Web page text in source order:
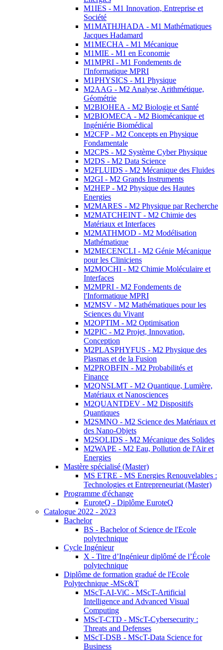
M1IES - M1 Innovation, Entreprise et
Société
M1MATHJHADA - M1 Mathématiques
Jacques Hadamard
M1MECHA - M1 Mécanique
M1MIE - M1 en Economie
M1MPRI - M1 Fondements de
l'Informatique MPRI
M1PHYSICS - M1 Physique
M2AAG - M2 Analyse, Arithmétique,
Géométrie
M2BIOHEA - M2 Biologie et Santé
M2BIOMECA - M2 Biomécanique et
Ingéniérie Biomédical
M2CFP - M2 Concepts en Physique
Fondamentale
M2CPS - M2 Système Cyber Physique
M2DS - M2 Data Science
M2FLUIDS - M2 Mécanique des Fluides
M2GI - M2 Grands Instruments
M2HEP - M2 Physique des Hautes
Energies
M2MARES - M2 Physique par Recherche
M2MATCHEINT - M2 Chimie des
Matériaux et Interfaces
M2MATHMOD - M2 Modélisation
Mathématique
M2MECENCLI - M2 Génie Mécanique
pour les Cliniciens
M2MOCHI - M2 Chimie Moléculaire et
Interfaces
M2MPRI - M2 Fondements de
l'Informatique MPRI
M2MSV - M2 Mathématiques pour les
Sciences du Vivant
M2OPTIM - M2 Optimisation
M2PIC - M2 Projet, Innovation,
Conception
M2PLASPHYFUS - M2 Physique des
Plasmas et de la Fusion
M2PROBFIN - M2 Probabilités et
Finance
M2QNSLMT - M2 Quantique, Lumière,
Matériaux et Nanosciences
M2QUANTDEV - M2 Dispositifs
Quantiques
M2SMNO - M2 Science des Matériaux et
des Nano-Objets
M2SOLIDS - M2 Mécanique des Solides
M2WAPE - M2 Eau, Pollution de l'Air et
Energies
Mastère spécialisé (Master)
MS ETRE - MS Energies Renouvelables :
Technologies et Entrepreneuriat (Master)
Programme d'échange
EuroteQ - Diplôme EuroteQ
Catalogue 2022 - 2023
Bachelor
BS - Bachelor of Science de l'Ecole
polytechnique
Cycle Ingénieur
X - Titre d’Ingénieur diplômé de l’École
polytechnique
Diplôme de formation gradué de l'Ecole
Polytechnique -MSc&T
MScT-AI-ViC - MScT-Artificial
Intelligence and Advanced Visual
Computing
MScT-CTD - MScT-Cybersecurity :
Threats and Defenses
MScT-DSB - MScT-Data Science for
Business